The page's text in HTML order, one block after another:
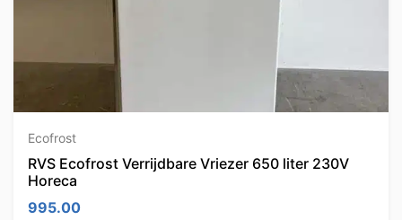
Ecofrost
RVS Ecofrost Verrijdbare Vriezer 650 liter 230V
Horeca
995.00